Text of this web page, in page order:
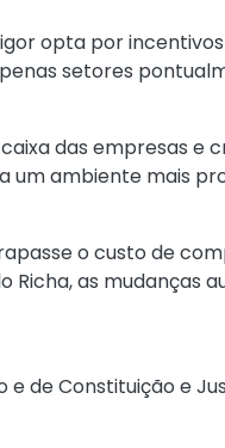
opta por
setores
das empresas e
um ambiente mais
o custo de
Richa, as mudanças
de Constituição e